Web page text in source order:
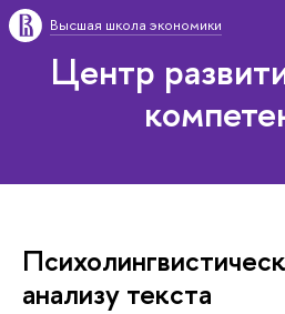
Высшая школа экономики
Центр
анализу текста